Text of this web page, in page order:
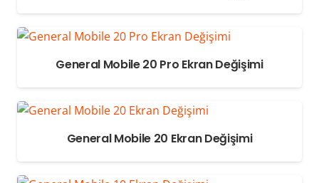
General Mobile 20 Pro Ekran Değişimi
General Mobile 20 Ekran Değişimi